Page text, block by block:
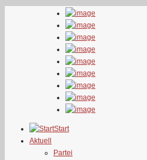
Start
Aktuell
Partei